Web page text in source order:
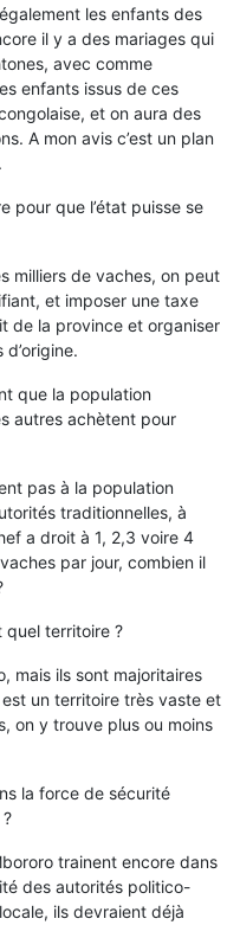
les enfants des
il y a des mariages qui
avec comme
enfants issus de ces
et on aura des
A mon avis c’est un plan
pour que l’état puisse se
milliers de vaches, on peut
et imposer une taxe
de la province et organiser
que la population
autres achètent pour
pas à la population
traditionnelles, à
a droit à 1, 2,3 voire 4
par jour, combien il
quel territoire ?
mais ils sont majoritaires
un territoire très vaste et
on y trouve plus ou moins
la force de sécurité
trainent encore dans
des autorités politico-
ils devraient déjà